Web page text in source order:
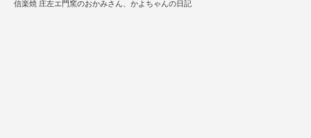
信楽焼 庄左エ門窯のおかみさん、かよちゃんの日記